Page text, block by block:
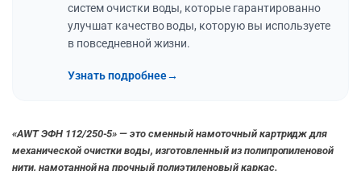
систем очистки воды, которые гарантированно
улучшат качество воды, которую вы используете
в повседневной жизни.
Узнать подробнее→
«AWT ЭФН 112/250-5» — это сменный намоточный картридж для
механической очистки воды, изготовленный из полипропиленовой
нити, намотанной на прочный полиэтиленовый каркас.